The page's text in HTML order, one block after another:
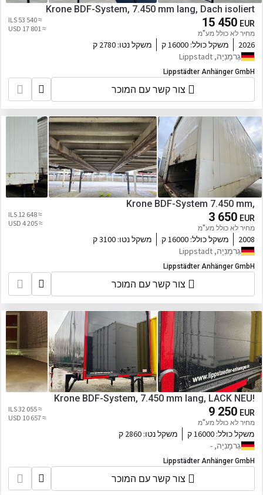
Krone BDF-System, 7.450 mm lang, Dach isoliert
15 450 EUR
מחיר לא כולל מע"מ
≈ 53 540 ILS
≈ 17 801 USD
2026 משקל כולל: 16000 ק משקל נטו: 2780 ק
גֶרמָנִיָה, Lippstadt
Lippstädter Anhänger GmbH
צור קשר עם המוכר
Krone BDF-System 7.450 mm,
3 650 EUR
מחיר לא כולל מע"מ
≈ 12 648 ILS
≈ 4 205 USD
2008 משקל כולל: 16000 ק משקל נטו: 3100 ק
גֶרמָנִיָה, Lippstadt
Lippstädter Anhänger GmbH
צור קשר עם המוכר
Krone BDF-System, 7.450 mm lang, LACK NEU!
9 250 EUR
מחיר לא כולל מע"מ
≈ 32 055 ILS
≈ 10 657 USD
משקל כולל: 16000 ק משקל נטו: 2860 ק
גֶרמָנִיָה, -
Lippstädter Anhänger GmbH
צור קשר עם המוכר